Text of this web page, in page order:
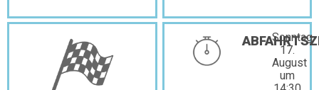
Sonntag,
17.
August
um